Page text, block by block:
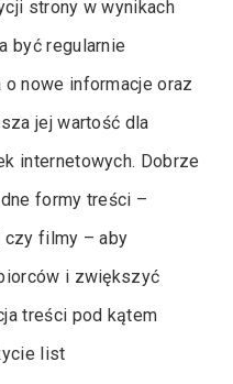
strony w wynikach
być regularnie
nowe informacje oraz
jej wartość dla
internetowych. Dobrze
formy treści –
czy filmy – aby
i zwiększyć
treści pod kątem
list